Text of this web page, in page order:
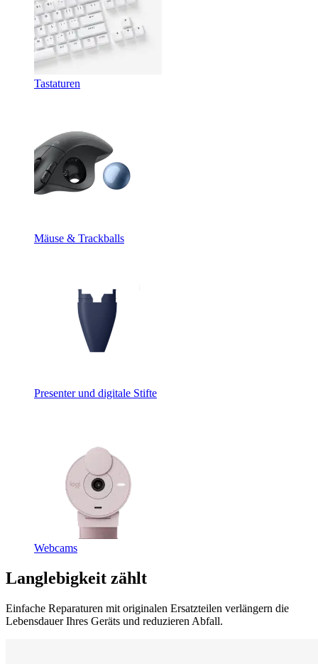
Tastaturen
Mäuse & Trackballs
Presenter und digitale Stifte
Webcams
Langlebigkeit zählt
Einfache Reparaturen mit originalen Ersatzteilen verlängern die
Lebensdauer Ihres Geräts und reduzieren Abfall.